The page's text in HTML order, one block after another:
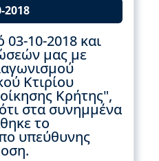
03-10-2018 και
μας με
Κτιρίου
Κρήτης",
στα συνημμένα
το
υπεύθυνης